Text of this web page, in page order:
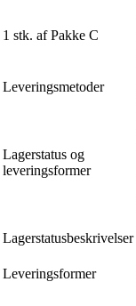
1 stk. af Pakke C
Leveringsmetoder
Lagerstatus og
leveringsformer
Lagerstatusbeskrivelser
Leveringsformer